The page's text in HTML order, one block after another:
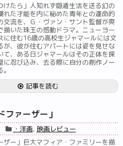
けたら」人知れず隠遁生活を送る幻の
れた才能を内に秘めた青年との運命的
交流を、Ｇ・ヴァン・サント監督が爽
描いた珠玉の感動ドラマ。ニューヨー
に住む16歳の高校生ジャマールには文
が、彼が住むアパートには姿を見せな
て、ある日ジャマールはその正体を探
に忍び込み、去る際に自分の創作ノー
記事を読む
ファーザー」
・洋画, 映画レビュー
ザー」巨大マフィア・ファミリーを描